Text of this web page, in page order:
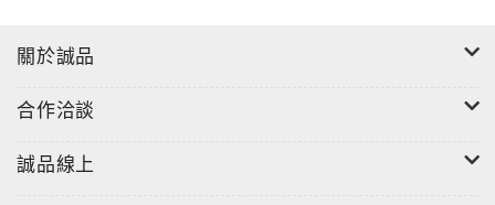
關於誠品
合作洽談
誠品線上